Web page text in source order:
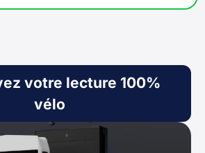
votre lecture 100%
vélo